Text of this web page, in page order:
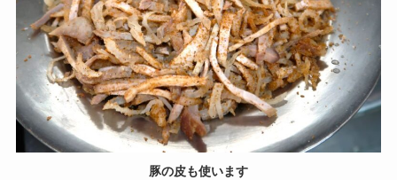
豚の皮も使います